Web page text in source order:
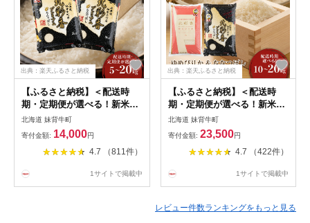
出典：楽天ふるさと納税
【ふるさと納税】＜配送時
期・定期便が選べる！新米先
行予約開始！＞ プレミアム北
彩香ななつぼし【白米】5〜
20kg 妹背牛産 | お米 精米 ご
飯 ごはん 新米 特A ななつぼ
産 妹背牛産 妹背牛町 低農薬
北海道 妹背牛町
寄付金額: 14,000円
4.7 （811件）
1サイトで掲載中
出典：楽天ふるさと納税
【ふるさと納税】＜配送時
期・定期便が選べる！新米先
行予約開始！＞ 【ゆめぴりか
vsプレミアムななつぼし】 食
べ比べ 【白米】 10〜20kg
(一括) 妹背牛産 | お米 精米
海道産 妹背牛産 特A ゆめぴ
農薬
北海道 妹背牛町
寄付金額: 23,500円
4.7 （422件）
1サイトで掲載中
レビュー件数ランキングをもっと見る